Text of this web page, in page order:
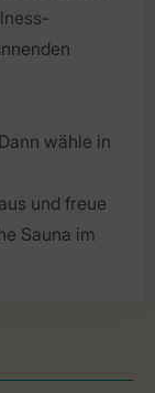
wähle in
und freue
Sauna im